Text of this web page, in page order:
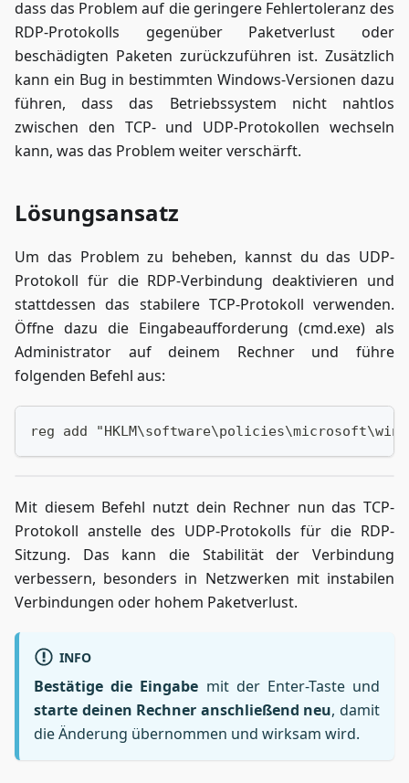
dass das Problem auf die geringere Fehlertoleranz des
RDP-Protokolls gegenüber Paketverlust oder
beschädigten Paketen zurückzuführen ist. Zusätzlich
kann ein Bug in bestimmten Windows-Versionen dazu
führen, dass das Betriebssystem nicht nahtlos
zwischen den TCP- und UDP-Protokollen wechseln
kann, was das Problem weiter verschärft.
Lösungsansatz
Um das Problem zu beheben, kannst du das UDP-
Protokoll für die RDP-Verbindung deaktivieren und
stattdessen das stabilere TCP-Protokoll verwenden.
Öffne dazu die Eingabeaufforderung (cmd.exe) als
Administrator auf deinem Rechner und führe
folgenden Befehl aus:
reg add
Mit diesem Befehl nutzt dein Rechner nun das TCP-
Protokoll anstelle des UDP-Protokolls für die RDP-
Sitzung. Das kann die Stabilität der Verbindung
verbessern, besonders in Netzwerken mit instabilen
Verbindungen oder hohem Paketverlust.
INFO
Bestätige die Eingabe mit der Enter-Taste und
starte deinen Rechner anschließend neu, damit
die Änderung übernommen und wirksam wird.